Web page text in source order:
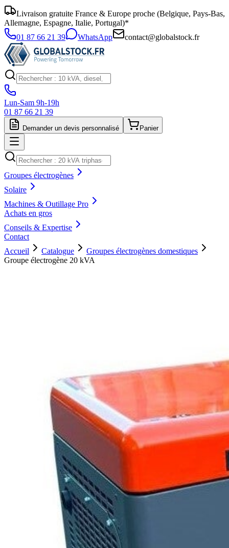
Livraison gratuite France & Europe proche (Belgique, Pays-Bas,
Allemagne, Espagne, Italie, Portugal)*
01 87 66 21 39
WhatsApp contact@globalstock.fr
Lun-Sam 9h-19h
01 87 66 21 39
Demander un devis personnalisé Panier
Groupes électrogènes
Solaire
Machines & Outillage Pro
Achats en gros
Conseils & Expertise
Contact
Accueil
Catalogue
Groupes électrogènes domestiques
Groupe électrogène 20 kVA